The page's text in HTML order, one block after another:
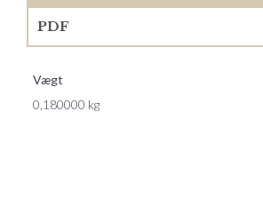
PDF
Vægt
0,180000 kg